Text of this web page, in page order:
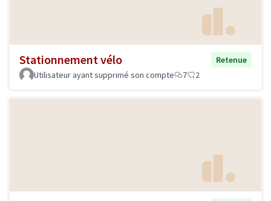
Stationnement vélo
Retenue
Utilisateur ayant supprimé son compte
7 2